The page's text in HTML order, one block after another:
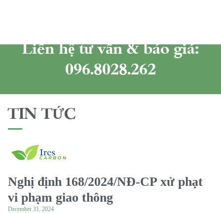
Liên hệ tư vấn & báo giá:
096.8028.262
TIN TỨC
Nghị định 168/2024/NĐ-CP xử phạt
vi phạm giao thông
December 31, 2024